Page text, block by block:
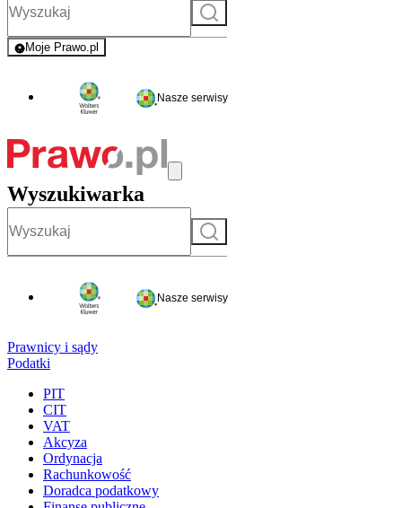
Szukaj
Moje Prawo.pl
- rejestracja i logowanie do serwisu
Nasze serwisy
Wyszukiwarka
Szukaj
Nasze serwisy
Prawnicy i sądy
Podatki
PIT
CIT
VAT
Akcyza
Ordynacja
Rachunkowość
Doradca podatkowy